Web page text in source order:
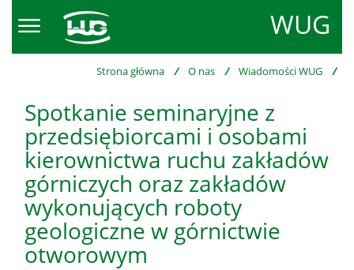
WUG
Strona główna / O nas / Wiadomości WUG /
Spotkanie seminaryjne z
przedsiębiorcami i osobami
kierownictwa ruchu zakładów
górniczych oraz zakładów
wykonujących roboty
geologiczne w górnictwie
otworowym